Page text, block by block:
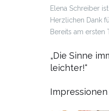
Elena Schreiber
Herzlichen Dank
Bereits am ersten
„Die Sinne
leichter!“
Impressionen